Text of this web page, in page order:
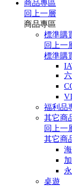
商品專區
回上一層
商品專區
標準購
回上一
標準購
福利品
其它商
回上一
其它商
桌遊